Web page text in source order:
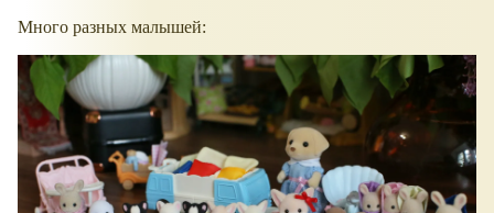
Много разных малышей: